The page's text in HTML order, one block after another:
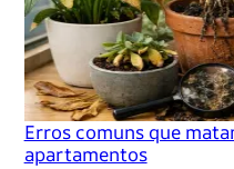
Erros comuns que
apartamentos